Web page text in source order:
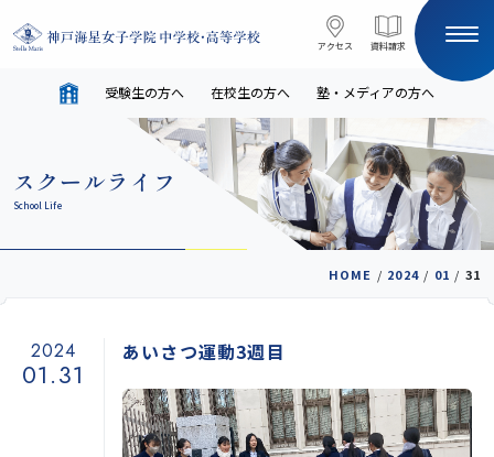
アクセス 資料請求
アクセス 資料請求
HOME
在校生の方へ
受験生の方へ 在校生の方へ 塾・メディアの方へ
スクールライフ
School Life
HOME / 2024 / 01 / 31
2024
01.31
あいさつ運動3週目